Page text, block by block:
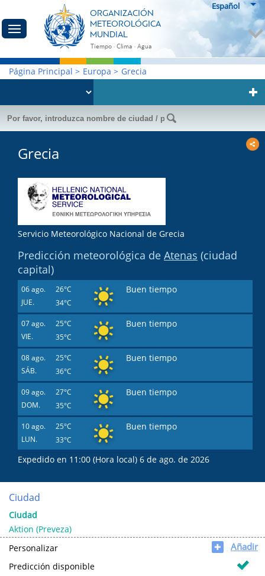
Español
ORGANIZACIÓN
METEOROLÓGICA
MUNDIAL
Tiempo · Clima · Agua
Página Principal > Europa > Grecia
Grecia
Servicio Meteorológico Nacional de Grecia
Predicción meteorológica de Atenas (ciudad
capital)
06 ago.
JUE.
26°C
34°C
Buen tiempo
07 ago.
VIE.
25°C
35°C
Buen tiempo
08 ago.
SÁB.
25°C
36°C
Buen tiempo
09 ago.
DOM.
27°C
35°C
Buen tiempo
10 ago.
LUN.
25°C
33°C
Buen tiempo
Expedido en 11:00 (Hora local) 6 de ago. de 2026
Ciudad
Ciudad
Aktion (Preveza)
Personalizar
✚ Añadir
Predicción disponible